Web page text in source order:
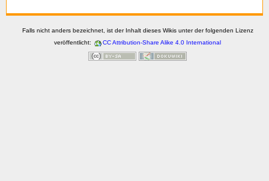
Falls nicht anders bezeichnet, ist der Inhalt dieses Wikis unter der folgenden Lizenz
veröffentlicht:
CC Attribution-Share Alike 4.0 International